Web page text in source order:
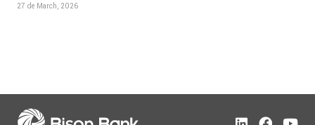
27 de March, 2026